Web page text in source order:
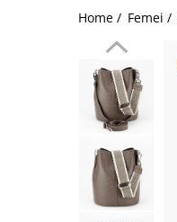
Camasi si topuri
Cizme si botine
Mocasini si balerini
Home / Femei /